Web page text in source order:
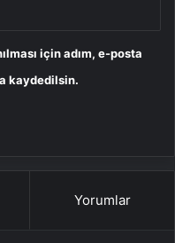
için adım, e-posta
kaydedilsin.
Yorumlar